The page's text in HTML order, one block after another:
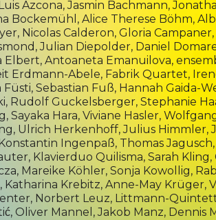
Azcona, Jasmin Bachmann,
Bockemühl, Alice Therese Böhm,
Nicolas Calderon, Gloria Campaner,
,Julian Diepolder, Daniel
Elbert, Antoaneta Emanuilova,
Erdmann-Abele, Fabrik Quartet,
Füsti, Sebastian Fuß, Hannah Gaida-
Rudolf Guckelsberger, Stephanie
Sayaka Hara, Viviane Hasler,
Ulrich Herkenhoff, Julius Himmler,
Ingenpaß, Thomas
Klavierduo Quilisma, Sarah Kling,
Mareike Köhler, Sonja Kowollig,
Katharina Krebitz, Anne-May Krüger,
Norbert Leuz, Littmann-
Oliver Mannel, Jakob Manz, Dennis